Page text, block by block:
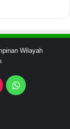
Wilayah
TikTokWhatsApp